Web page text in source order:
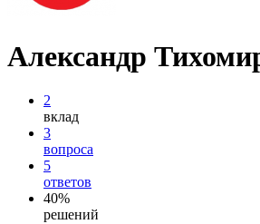
Александр
2
вклад
3
вопроса
5
ответов
40%
решений